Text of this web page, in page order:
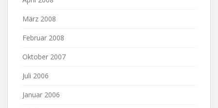
März 2008
Februar 2008
Oktober 2007
Juli 2006
Januar 2006